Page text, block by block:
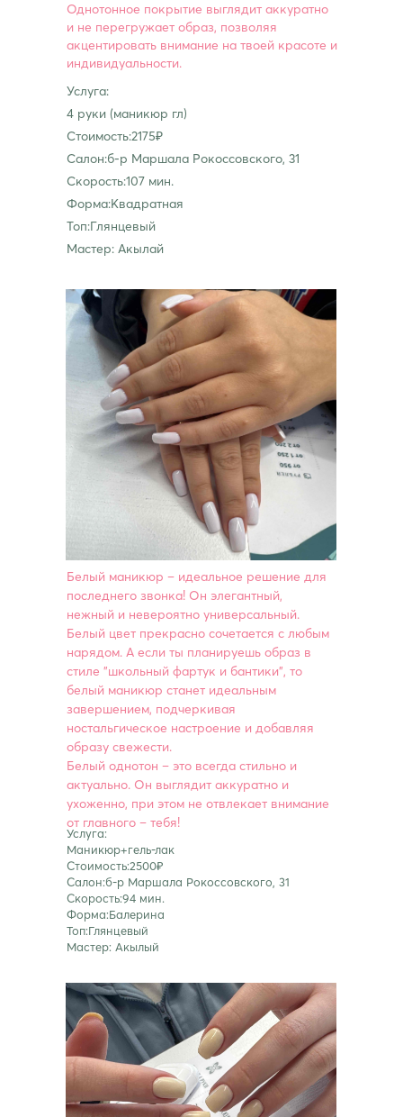
Услуга:
4 руки (маникюр гл)
Стоимость:2175₽
Салон:б-р Маршала Рокоссовского, 31
Скорость:107 мин.
Форма:Квадратная
Топ:Глянцевый
Мастер: Акылай
Однотонное покрытие выглядит аккуратно
и не перегружает образ, позволяя
акцентировать внимание на твоей красоте и
индивидуальности.
Услуга:
Маникюр+гель-лак
Стоимость:2500₽
Салон:б-р Маршала Рокоссовского, 31
Скорость:94 мин.
Форма:Балерина
Топ:Глянцевый
Мастер: Акылый
Белый маникюр – идеальное решение для
последнего звонка! Он элегантный,
нежный и невероятно универсальный.
Белый цвет прекрасно сочетается с любым
нарядом. А если ты планируешь образ в
стиле "школьный фартук и бантики", то
белый маникюр станет идеальным
завершением, подчеркивая
ностальгическое настроение и добавляя
образу свежести.
Белый однотон – это всегда стильно и
актуально. Он выглядит аккуратно и
ухоженно, при этом не отвлекает внимание
от главного – тебя!